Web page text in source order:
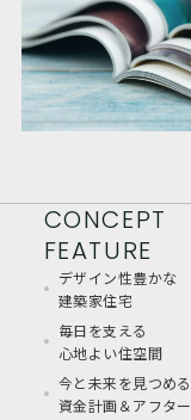
CONCEPT
FEATURE
デザイン性豊かな
建築家住宅
毎日を支える
心地よい住空間
今と未来を見つめる
資金計画＆アフター